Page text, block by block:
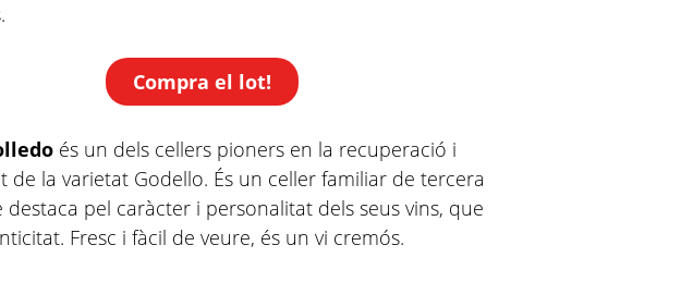
Compra el lot!
és un dels cellers pioners en la recuperació i
de la varietat Godello. És un celler familiar de tercera
destaca pel caràcter i personalitat dels seus vins, que
Fresc i fàcil de veure, és un vi cremós.